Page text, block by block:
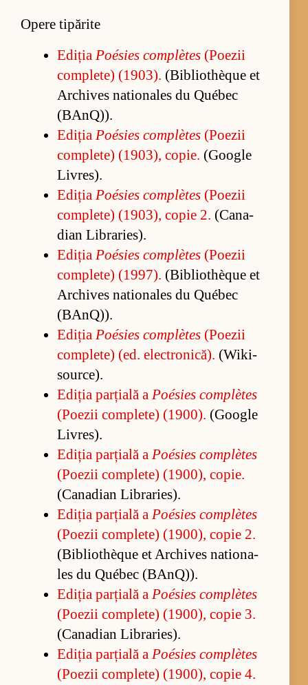
Opere tipărite
Edi­ția Poé­sies com­plètes(Po­e­zii
com­ple­te) (1903). (Bi­bli­othèque et
Ar­chi­ves na­tio­na­les du Québec
(BAn­Q)).
Edi­ția Poé­sies com­plètes(Po­e­zii
com­ple­te) (1903), co­pie. (Go­o­gle
Li­vres).
Edi­ția Poé­sies com­plètes(Po­e­zii
com­ple­te) (1903), co­pie 2. (Can­a­
dian Li­bra­ries).
Edi­ția Poé­sies com­plètes(Po­e­zii
com­ple­te) (1997). (Bi­bli­othèque et
Ar­chi­ves na­tio­na­les du Québec
(BAn­Q)).
Edi­ția Poé­sies com­plètes(Po­e­zii
com­ple­te) (ed. elec­tro­ni­că). (Wi­ki­
so­ur­ce).
Edi­ția par­ți­ală a Poé­sies com­plètes
(Po­e­zii com­ple­te) (1900). (Go­o­gle
Li­vres).
Edi­ția par­ți­ală a Poé­sies com­plètes
(Po­e­zii com­ple­te) (1900), co­pie.
(Can­a­dian Li­bra­ries).
Edi­ția par­ți­ală a Poé­sies com­plètes
(Po­e­zii com­ple­te) (1900), co­pie 2.
(Bi­bli­othèque et Ar­chi­ves na­tio­na­
les du Québec (BAn­Q)).
Edi­ția par­ți­ală a Poé­sies com­plètes
(Po­e­zii com­ple­te) (1900), co­pie 3.
(Can­a­dian Li­bra­ries).
Edi­ția par­ți­ală a Poé­sies com­plètes
(Po­e­zii com­ple­te) (1900), co­pie 4.